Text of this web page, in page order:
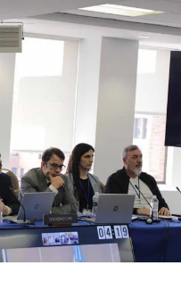
y gobernadores ya
esta modificación.
movilización prevista
hs en Av. Rivadavia y
las movilizaciones se
de todas las
Nacional de Lucha